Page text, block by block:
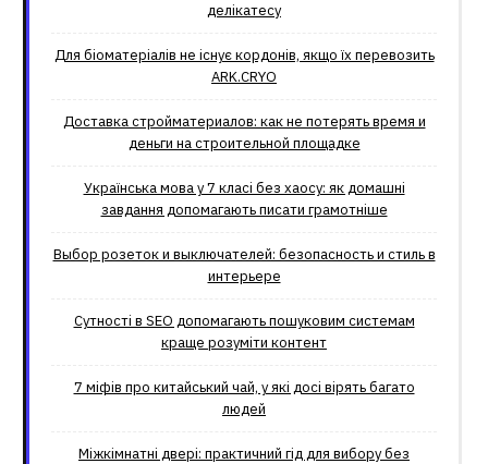
делікатесу
Для біоматеріалів не існує кордонів, якщо їх перевозить
ARK.CRYO
Доставка стройматериалов: как не потерять время и
деньги на строительной площадке
Українська мова у 7 класі без хаосу: як домашні
завдання допомагають писати грамотніше
Выбор розеток и выключателей: безопасность и стиль в
интерьере
Сутності в SEO допомагають пошуковим системам
краще розуміти контент
7 міфів про китайський чай, у які досі вірять багато
людей
Міжкімнатні двері: практичний гід для вибору без